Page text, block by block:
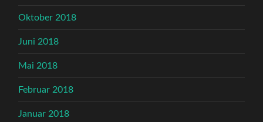
Oktober 2018
Juni 2018
Mai 2018
Februar 2018
Januar 2018